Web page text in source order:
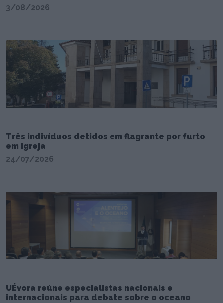
3/08/2026
Três indivíduos detidos em flagrante por furto
em igreja
24/07/2026
UÉvora reúne especialistas nacionais e
internacionais para debate sobre o oceano